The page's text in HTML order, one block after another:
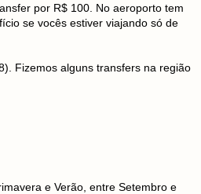
por R$ 100. No aeroporto tem
se vocês estiver viajando só de
Fizemos alguns transfers na região
e Verão, entre Setembro e